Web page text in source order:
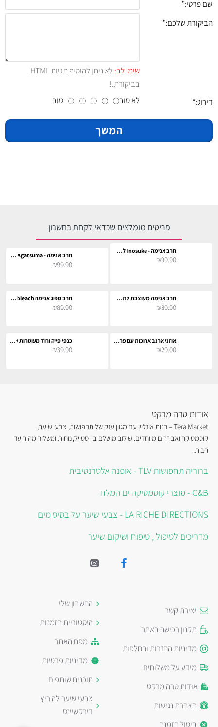
שם פרטי:
הביקורת שלכם:
שימו לב:
לא ניתן להוסיף תגיות HTML
בביקורת.!
דירוג:
לא טוב טוב
המשך
פריטים מומלצים שכדאי לקחת בחשבון
חרב אנימה - Inosuke לתחפושת וקוספליי
₪99.90 חרב אנימה - Zenitsu Agatsuma לתחפושת וקוספליי
₪99.90
חרב אנימה מעוצבת לתחפושת וקוספליי
₪89.90
חרב ספוג אנימה bleach לתחפושת וקוספליי
₪89.90
אוזני ארנב ארוכות עם פרווה 30 סמ
₪29.00
כנפי פייה ורוד מעוטרות + תאורה צבעונית לתחפושת קוספליי
₪39.90
אודות טרה מרקט
Tera Market – חנות אונליין עם מגוון ענק של תחפושות, צבעי שיער,
קוסמטיקה ואביזרים מיוחדים. שילוב מושלם בין סטייל, נוחות ומשלוח מהיר עד
הבית.
ברוריה תחפושות TLV - אופנה אלטרנטיבית
C&B - מוצרי קוסמטיקה ים המלח
LA RICHE DIRECTIONS - צבעי שיער על בסיס מים
מדריכים לטיפול , טיפוח ושיקום שיער
יצירת קשר
תקנון רכישה באתר
מדיניות החזרות והחלפות
מידע על משלוחים
אודות טרה מרקט
הצהרת נגישות
ביטול הזמנה
החשבון שלי
היסטוריית הזמנות
מפת האתר
מדיניות פרטיות
תוכנית שותפים
צבעי שיער לה ריץ
דירקשיינס